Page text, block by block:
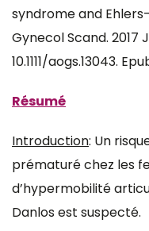
syndrome and
Gynecol Scand. 2017
10.1111/aogs.13043.
Résumé
Introduction: Un
prématuré chez les
d’hypermobilité
Danlos est suspecté.